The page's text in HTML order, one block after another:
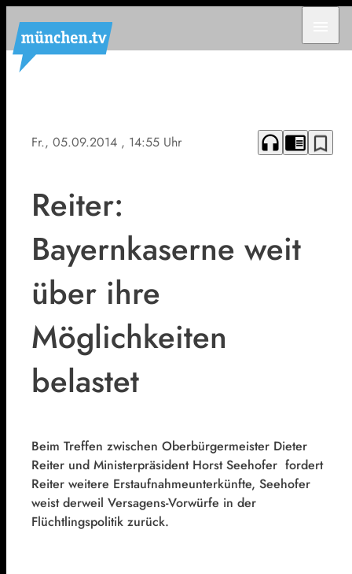
Fr., 05.09.2014 , 14:55 Uhr headphones chrome_reader_mode bookmark_border
Reiter:
Bayernkaserne weit
über ihre
Möglichkeiten
belastet
Beim Treffen zwischen Oberbürgermeister Dieter
Reiter und Ministerpräsident Horst Seehofer fordert
Reiter weitere Erstaufnahmeunterkünfte, Seehofer
weist derweil Versagens-Vorwürfe in der
Flüchtlingspolitik zurück.